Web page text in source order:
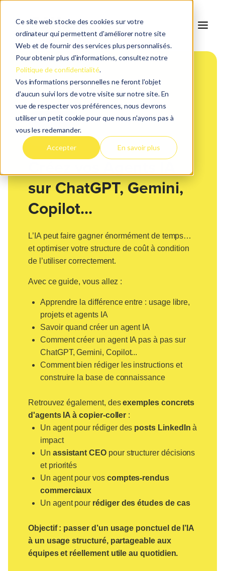
Ce site web stocke des cookies sur votre
ordinateur qui permettent d'améliorer notre site
Web et de fournir des services plus personnalisés.
Pour obtenir plus d'informations, consultez notre
Politique de confidentialité.
Vos informations personnelles ne feront l'objet
d'aucun suivi lors de votre visite sur notre site. En
vue de respecter vos préférences, nous devrons
utiliser un petit cookie pour que nous n'ayons pas à
vous les redemander.
Accepter En savoir plus
PLAYBOOK
IA
sur ChatGPT, Gemini,
Copilot...
L’IA peut faire gagner énormément de temps…
et optimiser votre structure de coût à condition
de l’utiliser correctement.
Avec ce guide, vous allez :
Apprendre la différence entre : usage libre,
projets et agents IA
Savoir quand créer un agent IA
Comment créer un agent IA pas à pas sur
ChatGPT, Gemini, Copilot...
Comment bien rédiger les instructions et
construire la base de connaissance
Retrouvez également, desexemples concrets
d'agents IA à copier-coller :
Un agent pour rédiger des posts LinkedIn à
impact
Un assistant CEOpour structurer décisions
et priorités
Un agent pour vos comptes-rendus
commerciaux
Un agent pour rédiger des études de cas
Objectif : passer d’un usage ponctuel de l’IA
à un usage structuré, partageable aux
équipes et réellement utile au quotidien.